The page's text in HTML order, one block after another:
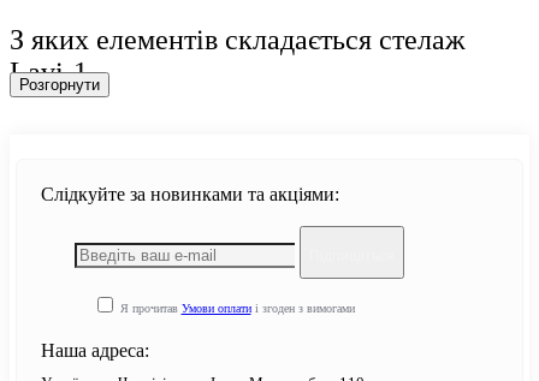
З яких елементів складається стелаж
Lavi-1
мм, кромки з полівінілхлориду, а також кріпильних елементів.
Для надійного складання моделі в єдине ціле замість саморізів
застосовуються болти і муфти. Це спрощує монтаж і дає змогу
швидко виконати його зусиллями людини без відповідних
знань і досвіду.
Конструкцію металевого стелажа Lavi-1 можна розділити на
Розгорнути
Слідкуйте за новинками та акціями:
Я прочитав Умови оплатиі згоден з вимогами
Наша адреса: